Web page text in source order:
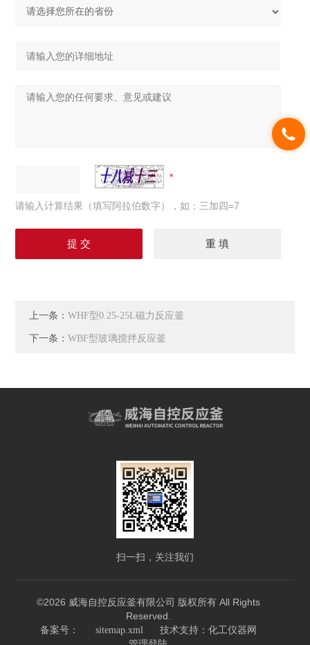
请输入计算结果（填写阿拉伯数字），如：三加四=7
上一条：WHF型0.25-25L磁力反应釜
下一条：WBF型玻璃搅拌反应釜
扫一扫，关注我们
©2026 威海自控反应釜有限公司 版权所有 All Rights
Reserved.
备案号： sitemap.xml 技术支持： 化工仪器网